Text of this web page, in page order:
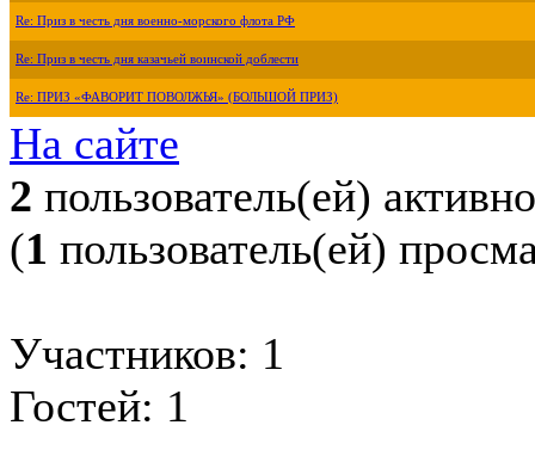
Re: Приз в честь дня военно-морского флота РФ
Re: Приз в честь дня казачьей воинской доблести
Re: ПРИЗ «ФАВОРИТ ПОВОЛЖЬЯ» (БОЛЬШОЙ ПРИЗ)
На сайте
2 пользователь(ей) активно
(1 пользователь(ей)
Участников: 1
Гостей: 1